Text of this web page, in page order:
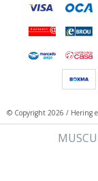
© Copyright 2026 / Hering